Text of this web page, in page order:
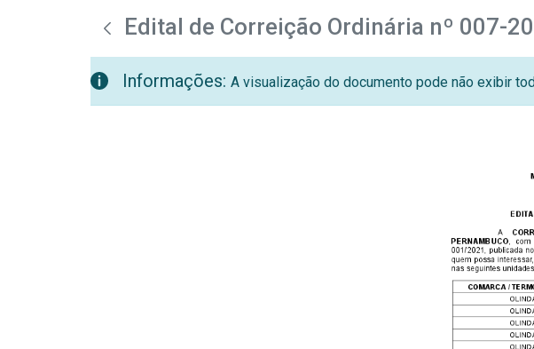
Pular para o Conteúdo principal
teste descricaoEdital de Correição Ordinária nº 007-
Informações: A visualização do documento pode não exibir